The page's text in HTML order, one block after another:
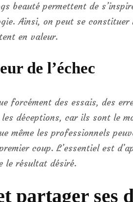
beauté permettent de
Ainsi, on peut se
en valeur.
de l’échec
forcément des essais, des
déceptions, car ils sont le
même les professionnels
coup. L’essentiel est
le résultat désiré.
partager ses